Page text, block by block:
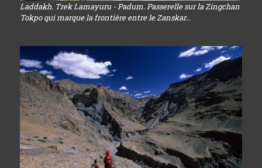
Laddakh. Trek Lamayuru - Padum. Passerelle sur la Zingchan
Tokpo qui marque la frontière entre le Zanskar...